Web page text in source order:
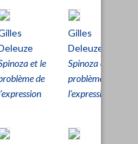
et le
de
Gilles
Deleuze
Spinoza et le
problème de
l’expression